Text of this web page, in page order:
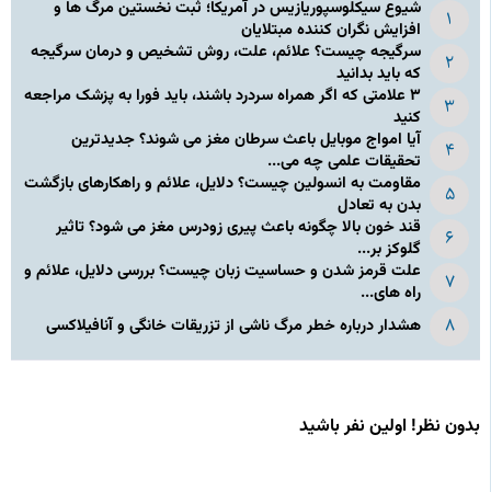
شیوع سیکلوسپوریازیس در آمریکا؛ ثبت نخستین مرگ ها و
افزایش نگران کننده مبتلایان
سرگیجه چیست؟ علائم، علت، روش تشخیص و درمان سرگیجه
که باید بدانید
۳ علامتی که اگر همراه سردرد باشند، باید فورا به پزشک مراجعه
کنید
آیا امواج موبایل باعث سرطان مغز می شوند؟ جدیدترین
تحقیقات علمی چه می...
مقاومت به انسولین چیست؟ دلایل، علائم و راهکارهای بازگشت
بدن به تعادل
قند خون بالا چگونه باعث پیری زودرس مغز می شود؟ تاثیر
گلوکز بر...
علت قرمز شدن و حساسیت زبان چیست؟ بررسی دلایل، علائم و
راه های...
هشدار درباره خطر مرگ ناشی از تزریقات خانگی و آنافیلاکسی
بدون نظر! اولین نفر باشید